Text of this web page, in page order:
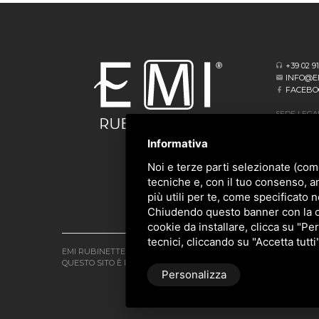
+39 02
SEDE
SEDE
VIA
20873
EMI RUBINETTERIE SRL - P.IVA 09985650960
QUESTO SITO È PROTETTO DA GOOGLE RECAPTCHA V3,
Informativa
Noi e terze parti selezionate
tecniche e, con il tuo consenso,
più utili per te, come specificato
Chiudendo questo banner con la
cookie da installare, clicca su
tecnici, cliccando su "Accetta
Personalizza